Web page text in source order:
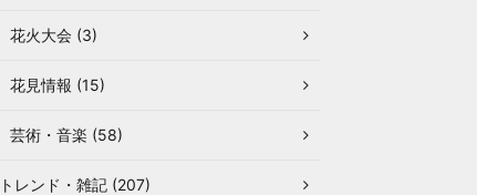
花火大会 (3)
花見情報 (15)
芸術・音楽 (58)
トレンド・雑記 (207)